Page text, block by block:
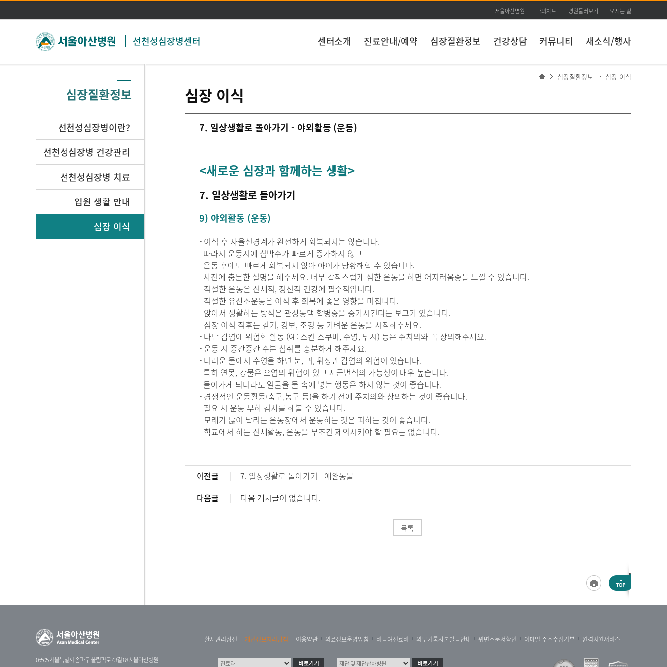
주메뉴 바로가기
본문 바로가기
선천성심장병센터
서울아산병원 나의차트 병원둘러보기 오시는 길
센터소개 진료안내/예약 심장질환정보 건강상담 커뮤니티 새소식/행사
심장질환정보 심장 이식
심장질환정보
선천성심장병이란?
선천성심장병 건강관리
선천성심장병 치료
입원 생활 안내
심장 이식
심장 이식
7. 일상생활로 돌아가기 - 야외활동 (운동)
<새로운 심장과 함께하는 생활>
7. 일상생활로 돌아가기
9) 야외활동 (운동)
- 이식 후 자율신경계가 완전하게 회복되지는 않습니다.
따라서 운동시에 심박수가 빠르게 증가하지 않고
운동 후에도 빠르게 회복되지 않아 아이가 당황해할 수 있습니다.
사전에 충분한 설명을 해주세요. 너무 갑작스럽게 심한 운동을 하면 어지러움증을 느낄 수 있습니다.
- 적절한 운동은 신체적, 정신적 건강에 필수적입니다.
- 적절한 유산소운동은 이식 후 회복에 좋은 영향을 미칩니다.
- 앉아서 생활하는 방식은 관상동맥 합병증을 증가시킨다는 보고가 있습니다.
- 심장 이식 직후는 걷기, 경보, 조깅 등 가벼운 운동을 시작해주세요.
- 다만 감염에 위험한 활동 (예: 스킨 스쿠버, 수영, 낚시) 등은 주치의와 꼭 상의해주세요.
- 운동 시 중간중간 수분 섭취를 충분하게 해주세요.
- 더러운 물에서 수영을 하면 눈, 귀, 위장관 감염의 위험이 있습니다.
특히 연못, 강물은 오염의 위험이 있고 세균번식의 가능성이 매우 높습니다.
들어가게 되더라도 얼굴을 물 속에 넣는 행동은 하지 않는 것이 좋습니다.
- 경쟁적인 운동활동(축구,농구 등)을 하기 전에 주치의와 상의하는 것이 좋습니다.
필요 시 운동 부하 검사를 해볼 수 있습니다.
- 모래가 많이 날리는 운동장에서 운동하는 것은 피하는 것이 좋습니다.
- 학교에서 하는 신체활동, 운동을 무조건 제외시켜야 할 필요는 없습니다.
이전글
7. 일상생활로 돌아가기 - 애완동물
다음글
다음 게시글이 없습니다.
목록
05505 서울특별시 송파구 올림픽로 43길 88 서울아산병원
환자권리장전 개인정보처리방침 이용약관 의료정보운영방침 비급여진료비 의무기록사본발급안내 위변조문서확인 이메일 주소수집거부 원격지원서비스